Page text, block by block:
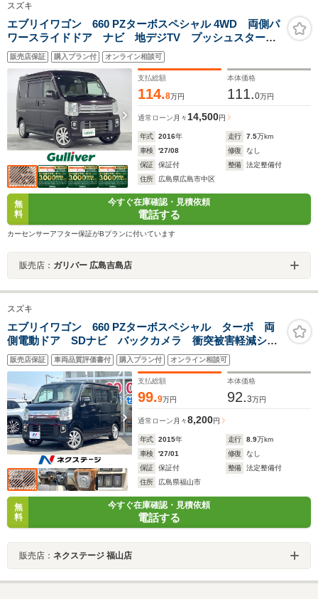
スズキ
エブリイワゴン 660 PZターボスペシャル 4WD 両側パ
ワースライドドア ナビ 地デジTV プッシュスター
ト 純正アルミホイール HIDヘッドライト シートヒー
ター バックカメラ装着車 レーダーブレーキサポー
ト ハイルーフ
販売店保証 購入プラン付 オンライン相談可
支払総額
114.8万円
本体価格
111.0万円
通常ローン 月々 14,500円
年式 2016年 走行 7.5万km
車検
'27/08 修復
なし
保証
保証付 整備
法定整備付
住所
広島県広島市中区
無
料
今すぐ在庫確認・見積依頼
電話する
カーセンサーアフター保証がBプランに付いています
販売店： ガリバー 広島吉島店
スズキ
エブリイワゴン 660 PZターボスペシャル ターボ 両
側電動ドア SDナビ バックカメラ 衝突被害軽減シス
テム HIDヘッド ETC 純正15インチアルミ オートラ
イト オートエアコン Bluetooth DVD再生 フルセグ
販売店保証 車両品質評価書付 購入プラン付 オンライン相談可
支払総額
99.9万円
本体価格
92.3万円
通常ローン 月々8,200円
年式 2015年 走行 8.9万km
車検
'27/01 修復
なし
保証
保証付 整備
法定整備付
住所
広島県福山市
無
料
今すぐ在庫確認・見積依頼
電話する
販売店： ネクステージ 福山店